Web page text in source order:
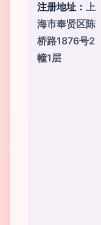
注册地址： 上
海市奉贤区陈
桥路1876号2
幢1层